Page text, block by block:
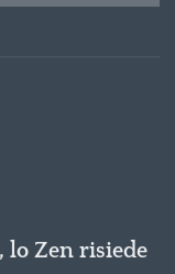
lo Zen risiede